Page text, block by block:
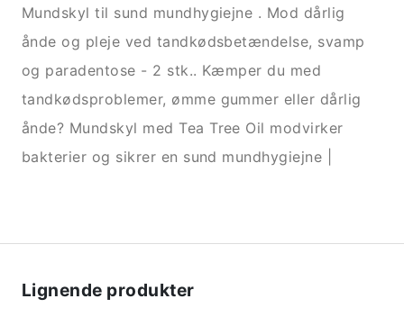
Mundskyl til sund mundhygiejne . Mod dårlig
ånde og pleje ved tandkødsbetændelse, svamp
og paradentose - 2 stk.. Kæmper du med
tandkødsproblemer, ømme gummer eller dårlig
ånde? Mundskyl med Tea Tree Oil modvirker
bakterier og sikrer en sund mundhygiejne |
Lignende produkter